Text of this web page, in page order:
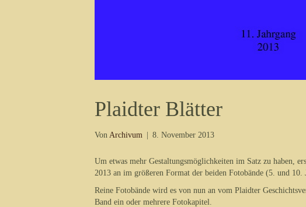
Plaidter Blätter
Von Archivum 8. November 2013
Um etwas mehr Gestaltungsmöglichkeiten im Satz zu haben,
2013 an im größeren Format der beiden Fotobände (5. und 10.
Reine Fotobände wird es von nun an vom Plaidter
Band ein oder mehrere Fotokapitel.